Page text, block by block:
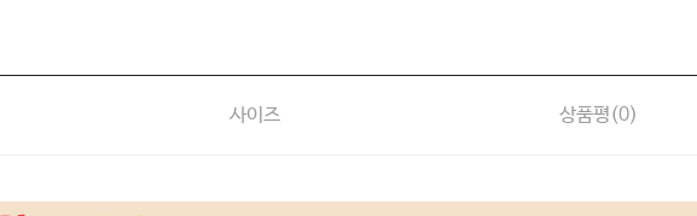
사이즈 상품평(0)